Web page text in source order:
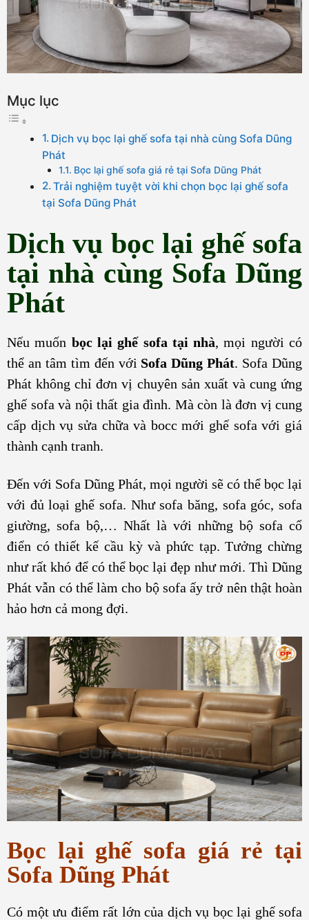
Mục lục
Dịch vụ bọc lại ghế sofa tại nhà cùng Sofa Dũng
Phát
Bọc lại ghế sofa giá rẻ tại Sofa Dũng Phát
Trải nghiệm tuyệt vời khi chọn bọc lại ghế sofa
tại Sofa Dũng Phát
Dịch vụ bọc lại ghế sofa
tại nhà cùng Sofa Dũng
Phát
Nếu muốn bọc lại ghế sofa tại nhà, mọi người có
thể an tâm tìm đến với Sofa Dũng Phát. Sofa Dũng
Phát không chỉ đơn vị chuyên sản xuất và cung ứng
ghế sofa và nội thất gia đình. Mà còn là đơn vị cung
cấp dịch vụ sửa chữa và bocc mới ghế sofa với giá
thành cạnh tranh.
Đến với Sofa Dũng Phát, mọi người sẽ có thể bọc lại
với đủ loại ghế sofa. Như sofa băng, sofa góc, sofa
giường, sofa bộ,… Nhất là với những bộ sofa cổ
điển có thiết kế cầu kỳ và phức tạp. Tưởng chừng
như rất khó để có thể bọc lại đẹp như mới. Thì Dũng
Phát vẫn có thể làm cho bộ sofa ấy trở nên thật hoàn
hảo hơn cả mong đợi.
Bọc lại ghế sofa giá rẻ tại
Sofa Dũng Phát
Có một ưu điểm rất lớn của dịch vụ bọc lại ghế sofa